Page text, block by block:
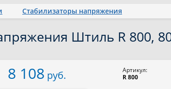
Стабилизаторы напряжения
Штиль R 800,
8 108 руб.
Артикул:
R 800